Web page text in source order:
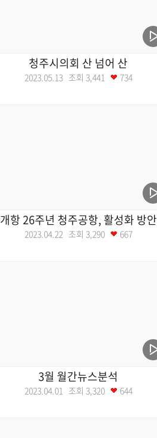
청주시의회 산 넘어 산
2023.05.13 조회 3,441 734
개항 26주년 청주공항, 활성화 방안
2023.04.22 조회 3,290 667
3월 월간뉴스분석
2023.04.01 조회 3,320 644